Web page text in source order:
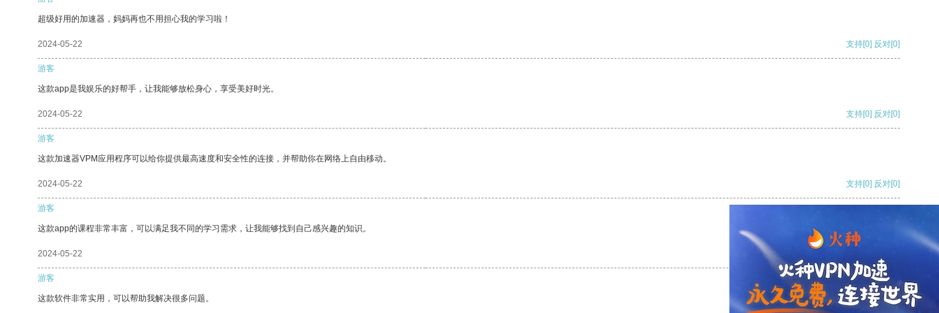
超级好用的加速器，妈妈再也不用担心我的学习啦！
2024-05-22 支持[0] 反对[0]
游客
这款app是我娱乐的好帮手，让我能够放松身心，享受美好时光。
2024-05-22 支持[0] 反对[0]
游客
这款加速器VPM应用程序可以给你提供最高速度和安全性的连接，并帮助你在网络上自由移动。
2024-05-22 支持[0] 反对[0]
游客
这款app的课程非常丰富，可以满足我不同的学习需求，让我能够找到自己感兴趣的知识。
2024-05-22
游客
这款软件非常实用，可以帮助我解决很多问题。